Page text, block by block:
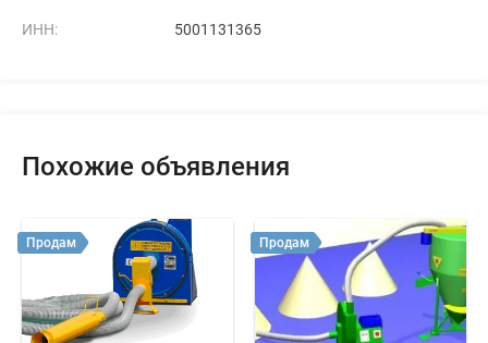
ИНН: 5001131365
Похожие объявления
Продам Продам